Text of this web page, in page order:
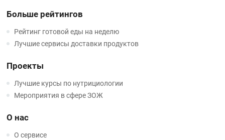
Больше рейтингов
Рейтинг готовой еды на неделю
Лучшие сервисы доставки продуктов
Проекты
Лучшие курсы по нутрициологии
Мероприятия в сфере ЗОЖ
О нас
О сервисе